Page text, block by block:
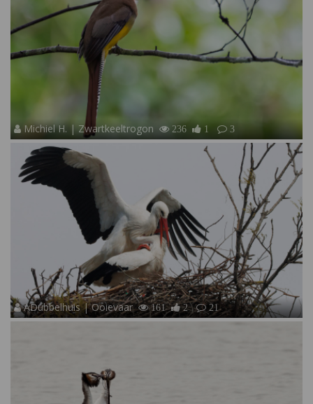
Michiel H. | Zwartkeeltrogon 236 1 3
ADubbelhuis | Ooievaar 161 2 21